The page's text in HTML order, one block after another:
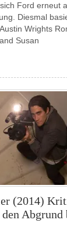
Ford erneut
Diesmal
Wrights
Susan
(2014)